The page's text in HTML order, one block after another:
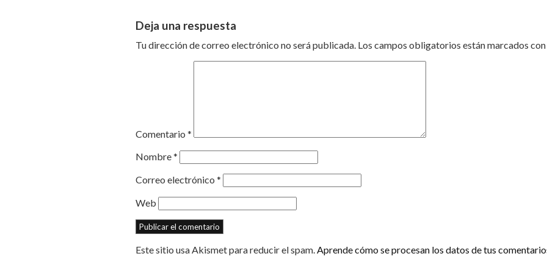
Deja una respuesta
Tu dirección de correo electrónico no será publicada. Los campos obligatorios están marcados con
Comentario *
Nombre*
Correo electrónico *
Web
Este sitio usa Akismet para reducir el spam.Aprende cómo se procesan los datos de tus